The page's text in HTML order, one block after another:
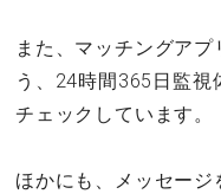
また、マッチングア
う、24時間365日監視
チェックしています。
ほかにも、メッセー